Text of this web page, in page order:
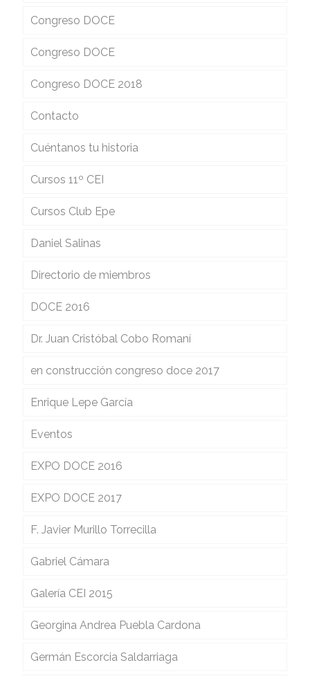
Congreso DOCE
Congreso DOCE
Congreso DOCE 2018
Contacto
Cuéntanos tu historia
Cursos 11º CEI
Cursos Club Epe
Daniel Salinas
Directorio de miembros
DOCE 2016
Dr. Juan Cristóbal Cobo Romaní
en construcción congreso doce 2017
Enrique Lepe García
Eventos
EXPO DOCE 2016
EXPO DOCE 2017
F. Javier Murillo Torrecilla
Gabriel Cámara
Galería CEI 2015
Georgina Andrea Puebla Cardona
Germán Escorcia Saldarriaga